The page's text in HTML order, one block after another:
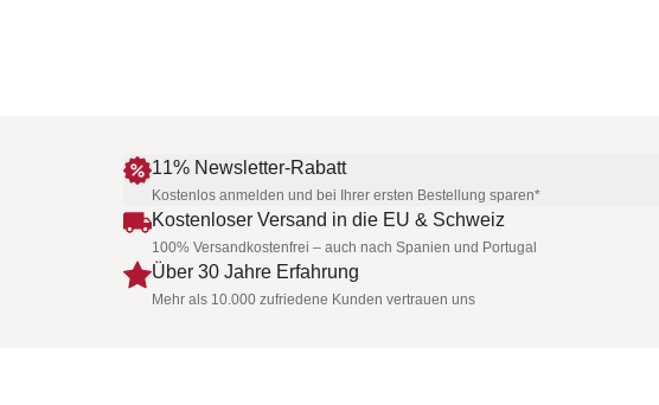
11% Newsletter-Rabatt
Kostenlos anmelden und bei Ihrer ersten Bestellung sparen*
Kostenloser Versand in die EU & Schweiz
100% Versandkostenfrei – auch nach Spanien und Portugal
Über 30 Jahre Erfahrung
Mehr als 10.000 zufriedene Kunden vertrauen uns